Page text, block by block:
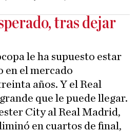
tras dejar
le ha supuesto estar
en el mercado
años. Y el Real
que le puede llegar.
City al Real Madrid,
en cuartos de final,